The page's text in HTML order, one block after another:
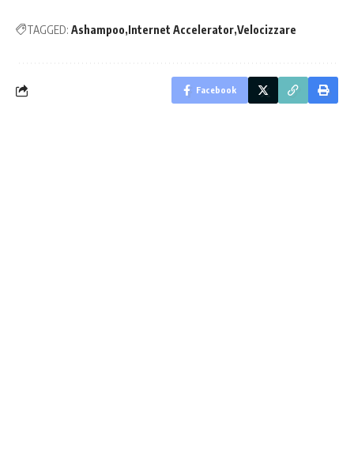
TAGGED: Ashampoo Internet Accelerator Velocizzare
Facebook